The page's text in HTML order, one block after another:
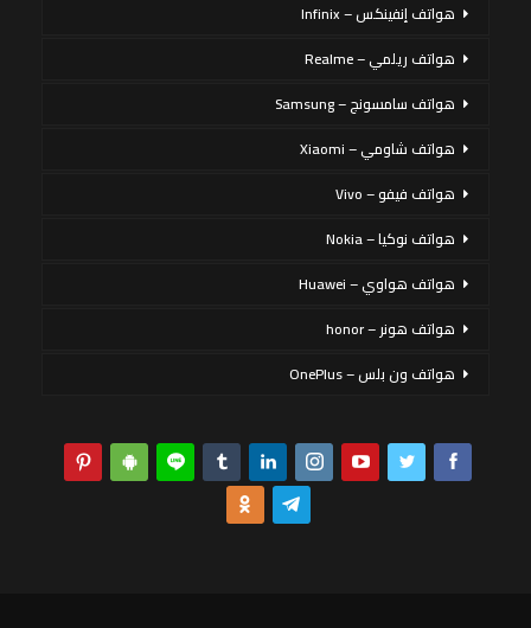
هواتف إنفينكس – Infinix
هواتف ريلمي – Realme
هواتف سامسونج – Samsung
هواتف شاومي – Xiaomi
هواتف فيفو – Vivo
هواتف نوكيا – Nokia
هواتف هواوي – Huawei
هواتف هونر – honor
هواتف ون بلس – OnePlus